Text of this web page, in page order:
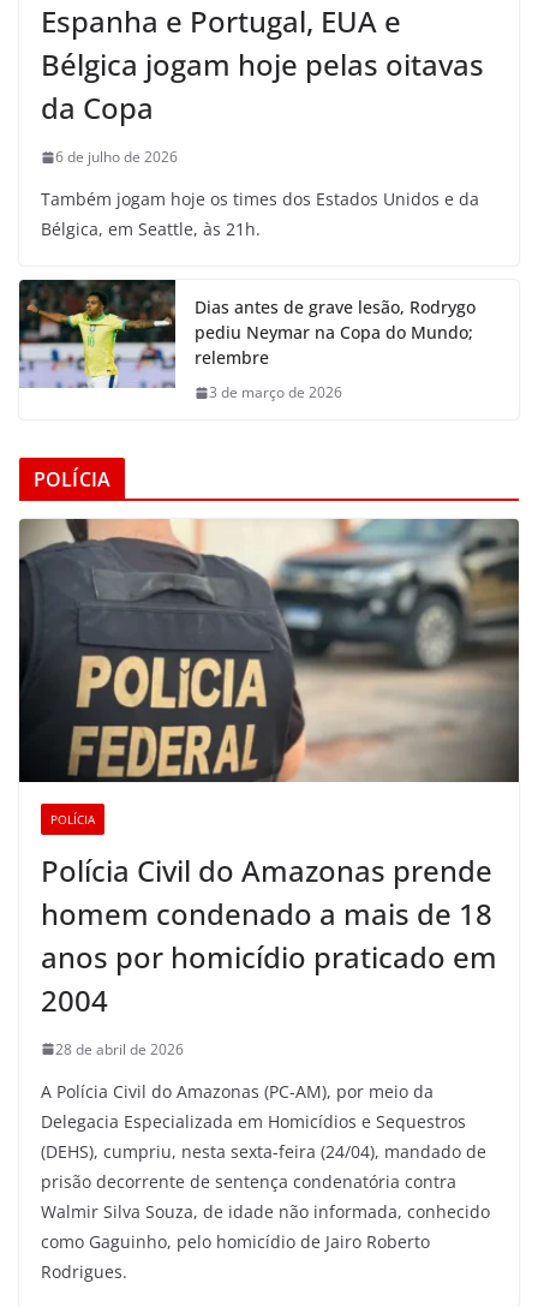
Espanha e Portugal, EUA e
Bélgica jogam hoje pelas oitavas
da Copa
6 de julho de 2026
Também jogam hoje os times dos Estados Unidos e da
Bélgica, em Seattle, às 21h.
Dias antes de grave lesão, Rodrygo
pediu Neymar na Copa do Mundo;
relembre
3 de março de 2026
POLÍCIA
POLÍCIA
Polícia Civil do Amazonas prende
homem condenado a mais de 18
anos por homicídio praticado em
2004
28 de abril de 2026
A Polícia Civil do Amazonas (PC-AM), por meio da
Delegacia Especializada em Homicídios e Sequestros
(DEHS), cumpriu, nesta sexta-feira (24/04), mandado de
prisão decorrente de sentença condenatória contra
Walmir Silva Souza, de idade não informada, conhecido
como Gaguinho, pelo homicídio de Jairo Roberto
Rodrigues.